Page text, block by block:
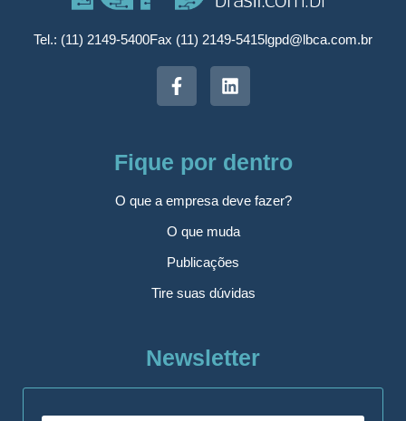
Tel.: (11) 2149-5400Fax (11) 2149-5415lgpd@lbca.com.br
Fique por dentro
O que a empresa deve fazer?
O que muda
Publicações
Tire suas dúvidas
Newsletter